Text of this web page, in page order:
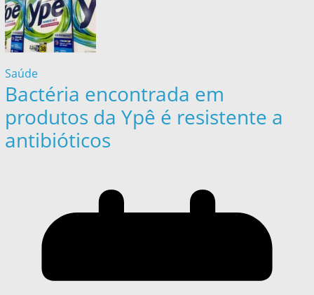
Saúde
Bactéria encontrada em
produtos da Ypê é resistente a
antibióticos